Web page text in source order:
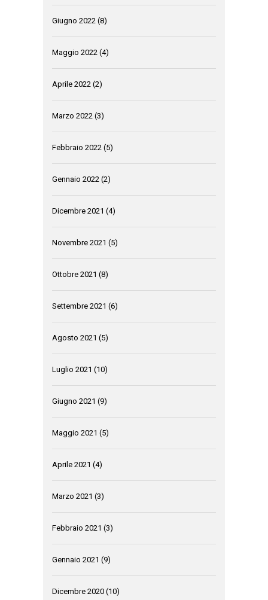
Giugno 2022 (8)
Maggio 2022 (4)
Aprile 2022 (2)
Marzo 2022 (3)
Febbraio 2022 (5)
Gennaio 2022 (2)
Dicembre 2021 (4)
Novembre 2021 (5)
Ottobre 2021 (8)
Settembre 2021 (6)
Agosto 2021 (5)
Luglio 2021 (10)
Giugno 2021 (9)
Maggio 2021 (5)
Aprile 2021 (4)
Marzo 2021 (3)
Febbraio 2021 (3)
Gennaio 2021 (9)
Dicembre 2020 (10)